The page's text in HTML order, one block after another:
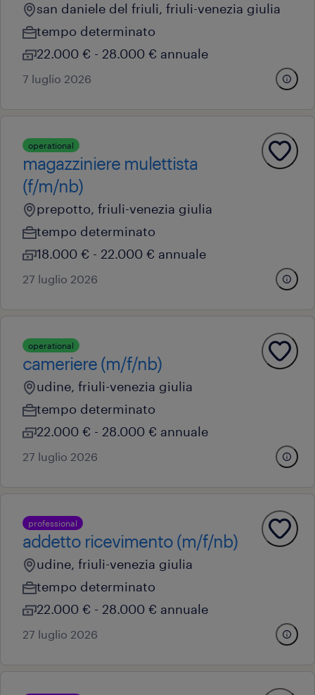
san daniele del friuli, friuli-venezia giulia
tempo determinato
22.000 € - 28.000 € annuale
7 luglio 2026
operational
magazziniere mulettista
(f/m/nb)
prepotto, friuli-venezia giulia
tempo determinato
18.000 € - 22.000 € annuale
27 luglio 2026
operational
cameriere (m/f/nb)
udine, friuli-venezia giulia
tempo determinato
22.000 € - 28.000 € annuale
27 luglio 2026
professional
addetto ricevimento (m/f/nb)
udine, friuli-venezia giulia
tempo determinato
22.000 € - 28.000 € annuale
27 luglio 2026